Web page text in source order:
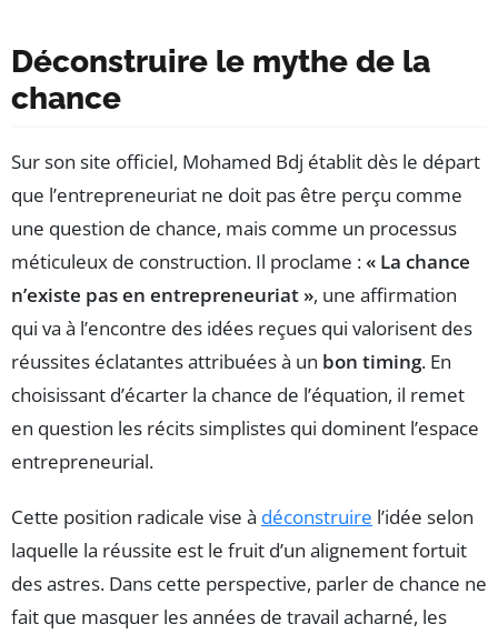
Déconstruire le mythe de la
chance
Sur son site officiel, Mohamed Bdj établit dès le départ
que l’entrepreneuriat ne doit pas être perçu comme
une question de chance, mais comme un processus
méticuleux de construction. Il proclame :« La chance
n’existe pas en entrepreneuriat », une affirmation
qui va à l’encontre des idées reçues qui valorisent des
réussites éclatantes attribuées à un bon timing. En
choisissant d’écarter la chance de l’équation, il remet
en question les récits simplistes qui dominent l’espace
entrepreneurial.
Cette position radicale vise à déconstruire l’idée selon
laquelle la réussite est le fruit d’un alignement fortuit
des astres. Dans cette perspective, parler de chance ne
fait que masquer les années de travail acharné, les